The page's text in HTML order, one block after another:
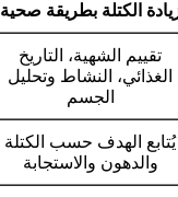
الكتلة بطريقة صحية
تقييم الشهية، التاريخ
الغذائي، النشاط وتحليل
الجسم
يُتابع الهدف حسب الكتلة
والدهون والاستجابة